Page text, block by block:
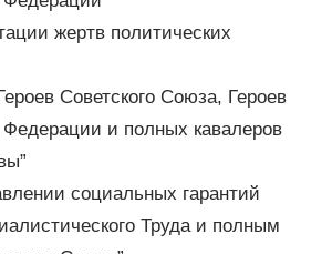
жертв политических
Советского Союза, Героев
Федерации и полных кавалеров
социальных гарантий
Труда и полным